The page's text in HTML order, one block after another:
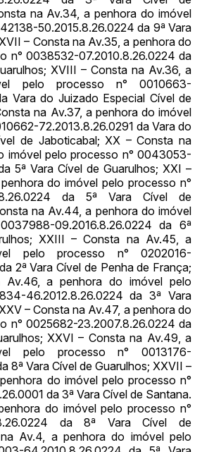
na Av.34, a penhora do imóvel
50.2015.8.26.0224 da 9ª Vara
– Consta na Av.35, a penhora do
n° 0038532-07.2010.8.26.0224 da
XVIII – Consta na Av.36, a
pelo processo n° 0010663-
Vara do Juizado Especial Cível de
na Av.37, a penhora do imóvel
72.2013.8.26.0291 da Vara do
de Jaboticabal; XX – Consta na
imóvel pelo processo n° 0043053-
5ª Vara Cível de Guarulhos; XXI –
do imóvel pelo processo n°
da 5ª Vara Cível de
na Av.44, a penhora do imóvel
09.2016.8.26.0224 da 6ª
XXIII – Consta na Av.45, a
pelo processo n° 0202016-
2ª Vara Cível de Penha de França;
a penhora do imóvel pelo
46.2012.8.26.0224 da 3ª Vara
– Consta na Av.47, a penhora do
n° 0025682-23.2007.8.26.0224 da
XXVI – Consta na Av.49, a
pelo processo n° 0013176-
8ª Vara Cível de Guarulhos; XXVII –
do imóvel pelo processo n°
da 3ª Vara Cível de Santana.
do imóvel pelo processo n°
da 8ª Vara Cível de
Av.4, a penhora do imóvel pelo